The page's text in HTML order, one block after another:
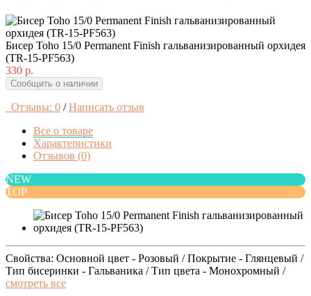
Бисер Toho 15/0 Permanent Finish гальванизированный орхидея
(TR-15-PF563)
330 р.
Сообщить о наличии
Отзывы: 0 / Написать отзыв
Все о товаре
Характеристики
Отзывов (0)
NEW
TOP
Свойства: Основной цвет - Розовый / Покрытие - Глянцевый /
Тип бисеринки - Гальваника / Тип цвета - Монохромный /
смотреть все